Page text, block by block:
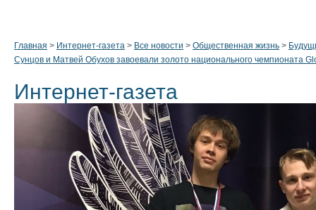
Главная > Интернет-газета > Все новости > Общественная жизнь >
Сунцов и Матвей Обухов завоевали золото национального чемпионата
Интернет-газета